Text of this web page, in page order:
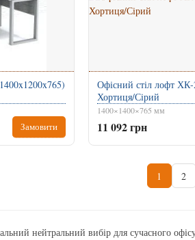
Замовити
Офісний стіл лофт
Хортиця/Сірий
1400×1400×765 мм
11 092 грн
1 2
нейтральний вибір для сучасного